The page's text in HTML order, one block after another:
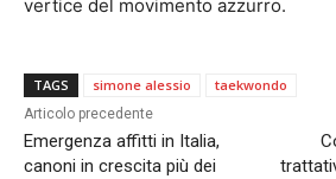
vertice del movimento azzurro.
TAGS simone alessio taekwondo
Articolo precedente
Emergenza affitti in Italia,
canoni in crescita più dei